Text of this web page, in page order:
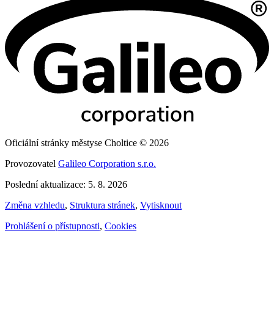
Oficiální stránky městyse Choltice © 2026
Provozovatel Galileo Corporation s.r.o.
Poslední aktualizace: 5. 8. 2026
Změna vzhledu, Struktura stránek, Vytisknout
Prohlášení o přístupnosti, Cookies